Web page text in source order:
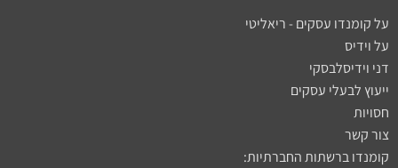
על קומנדו עסקים - ריאליטי
על וידיס
דני וידיסלבסקי
ייעוץ לבעלי עסקים
חסויות
צור קשר
קומנדו ברשתות החברתיות: